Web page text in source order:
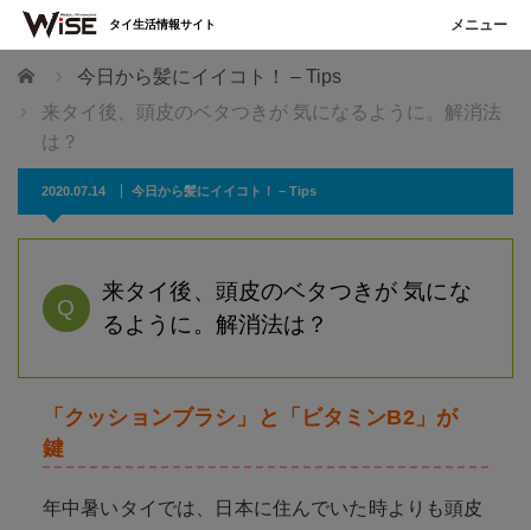
ホーム
今日から髪にイイコト！ – Tips
来タイ後、頭皮のベタつきが 気になるように。解消法
は？
2020.07.14 今日から髪にイイコト！ – Tips
Q
来タイ後、頭皮のベタつきが 気にな
るように。解消法は？
「クッションブラシ」と「ビタミンB2」が
鍵
年中暑いタイでは、日本に住んでいた時よりも頭皮
タイ生活情報サイト